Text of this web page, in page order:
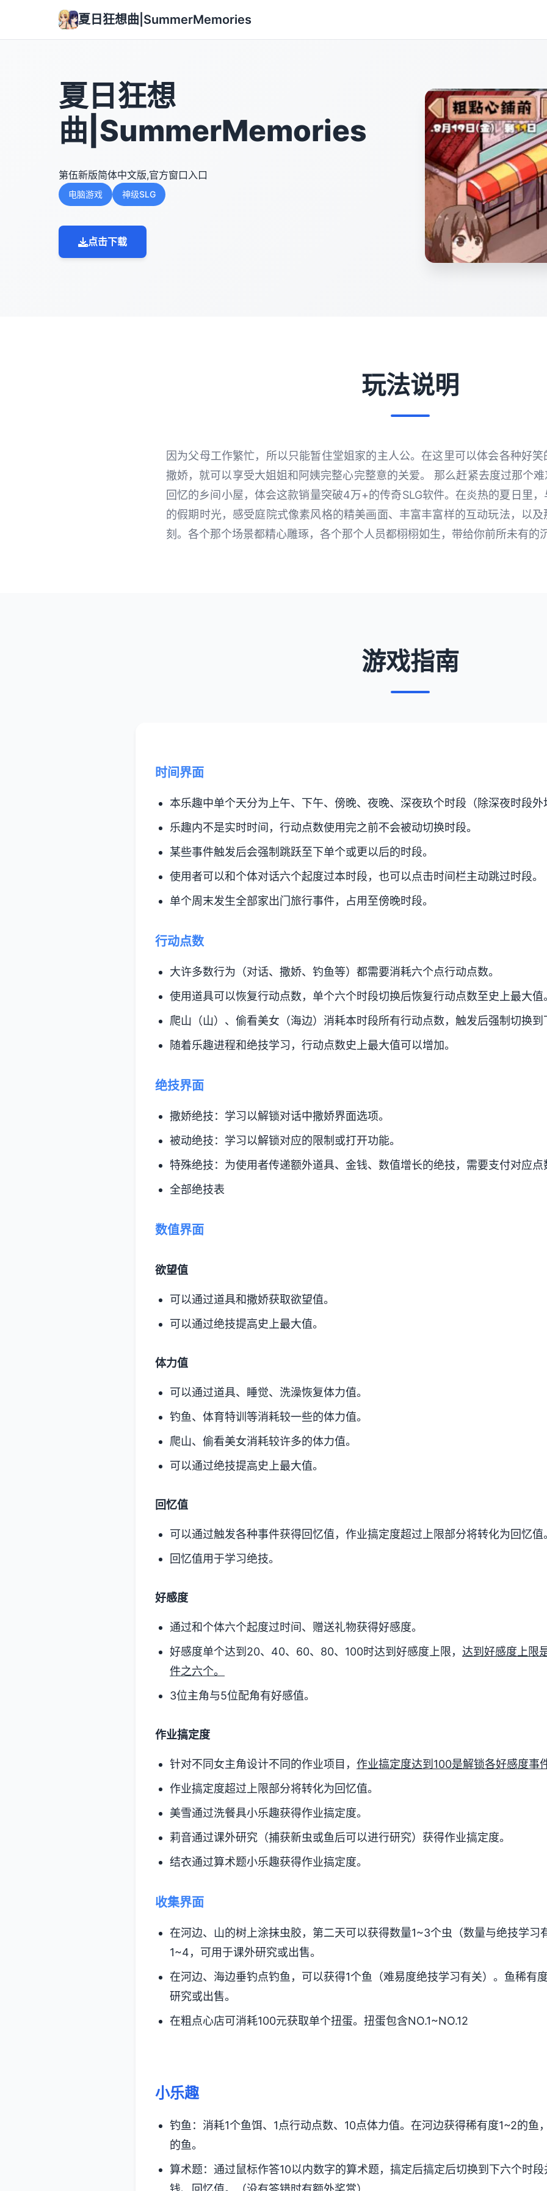
夏日狂想曲|SummerMemories
夏日狂想
曲|SummerMemories
第伍新版简体中文版,官方窗口入口
电脑游戏 神级SLG
点击下载
玩法说明
因为父母工作繁忙，所以只能暂住堂姐家的主人公。在这里可以体会各种好
撒娇，就可以享受大姐姐和阿姨完整心完整意的关爱。 那么赶紧去度过那个
回忆的乡间小屋，体会这款销量突破4万+的传奇SLG软件。在炎热的夏日里
的假期时光，感受庭院式像素风格的精美画面、丰富丰富样的互动玩法，以
刻。各个那个场景都精心雕琢，各个那个人员都栩栩如生，带给你前所未有的
游戏指南
时间界面
本乐趣中单个天分为上午、下午、傍晚、夜晚、深夜玖个时段（除深夜时段外
乐趣内不是实时时间，行动点数使用完之前不会被动切换时段。
某些事件触发后会强制跳跃至下单个或更以后的时段。
使用者可以和个体对话六个起度过本时段，也可以点击时间栏主动跳过时段。
单个周末发生全部家出门旅行事件，占用至傍晚时段。
行动点数
大许多数行为（对话、撒娇、钓鱼等）都需要消耗六个点行动点数。
使用道具可以恢复行动点数，单个六个时段切换后恢复行动点数至史上最大值
爬山（山）、偷看美女（海边）消耗本时段所有行动点数，触发后强制切换
随着乐趣进程和绝技学习，行动点数史上最大值可以增加。
绝技界面
撒娇绝技：学习以解锁对话中撒娇界面选项。
被动绝技：学习以解锁对应的限制或打开功能。
特殊绝技：为使用者传递额外道具、金钱、数值增长的绝技，需要支付对应点
全部绝技表
数值界面
欲望值
可以通过道具和撒娇获取欲望值。
可以通过绝技提高史上最大值。
体力值
可以通过道具、睡觉、洗澡恢复体力值。
钓鱼、体育特训等消耗较一些的体力值。
爬山、偷看美女消耗较许多的体力值。
可以通过绝技提高史上最大值。
回忆值
可以通过触发各种事件获得回忆值，作业搞定度超过上限部分将转化为回忆值
回忆值用于学习绝技。
好感度
通过和个体六个起度过时间、赠送礼物获得好感度。
好感度单个达到20、40、60、80、100时达到好感度上限， 达到好感度上限
件之六个。
3位主角与5位配角有好感值。
作业搞定度
针对不同女主角设计不同的作业项目， 作业搞定度达到100是解锁各好感度事
作业搞定度超过上限部分将转化为回忆值。
美雪通过洗餐具小乐趣获得作业搞定度。
莉音通过课外研究（捕获新虫或鱼后可以进行研究）获得作业搞定度。
结衣通过算术题小乐趣获得作业搞定度。
收集界面
在河边、山的树上涂抹虫胶，第二天可以获得数量1~3个虫（数量与绝技学习
1~4，可用于课外研究或出售。
在河边、海边垂钓点钓鱼，可以获得1个鱼（难易度绝技学习有关）。鱼稀有
研究或出售。
在粗点心店可消耗100元获取单个扭蛋。扭蛋包含NO.1~NO.12
小乐趣
钓鱼：消耗1个鱼饵、1点行动点数、10点体力值。在河边获得稀有度1~2的
的鱼。
算术题：通过鼠标作答10以内数字的算术题，搞定后搞定后切换到下六个时